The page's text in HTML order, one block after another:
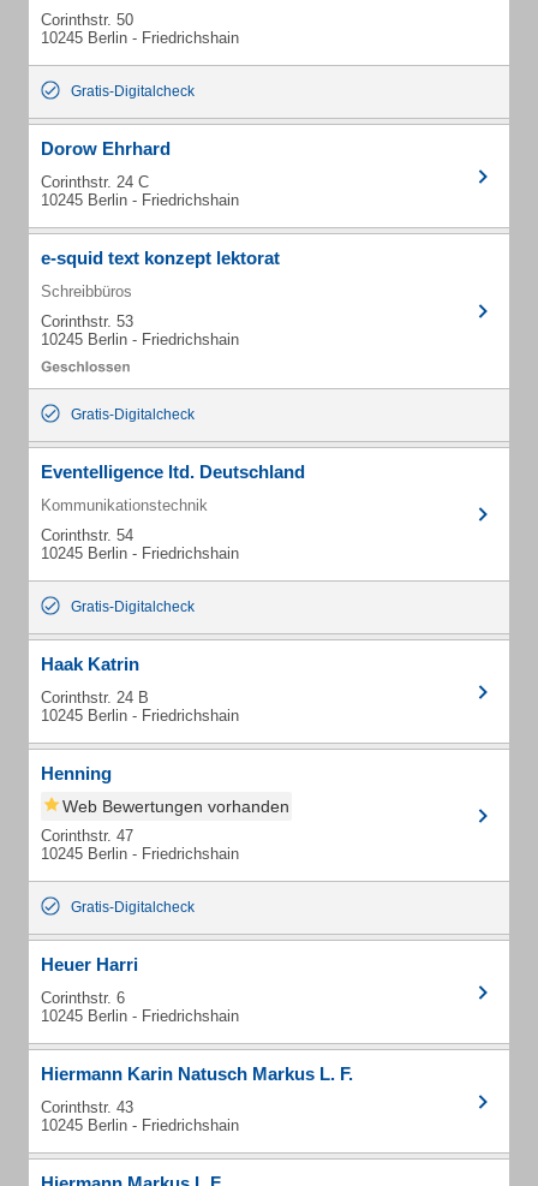
Corinthstr. 50
10245 Berlin - Friedrichshain
Gratis-Digitalcheck
Dorow Ehrhard
Corinthstr. 24 C
10245 Berlin - Friedrichshain
e-squid text konzept lektorat
Schreibbüros
Corinthstr. 53
10245 Berlin - Friedrichshain
Gratis-Digitalcheck
Eventelligence ltd. Deutschland
Kommunikationstechnik
Corinthstr. 54
10245 Berlin - Friedrichshain
Gratis-Digitalcheck
Haak Katrin
Corinthstr. 24 B
10245 Berlin - Friedrichshain
Henning
Web Bewertungen vorhanden
Corinthstr. 47
10245 Berlin - Friedrichshain
Gratis-Digitalcheck
Heuer Harri
Corinthstr. 6
10245 Berlin - Friedrichshain
Hiermann Karin Natusch Markus L. F.
Corinthstr. 43
10245 Berlin - Friedrichshain